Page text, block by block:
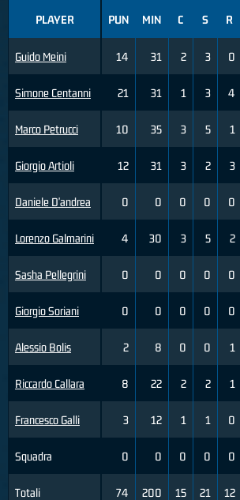
PLAYER
Guido Meini
Simone Centanni
Marco Petrucci
Giorgio Artioli
Daniele D'andrea
Lorenzo Galmarini
Sasha Pellegrini
Giorgio Soriani
Alessio Bolis
Riccardo Callara
Francesco Galli
Squadra
Totali
PUN MIN C S R
14 31 2 3 0
21 31 1 3 4
10 35 3 5 1
12 31 3 2 3
0 0 0 0 0
4 30 3 5 2
0 0 0 0 0
0 0 0 0 0
2 8 0 0 1
8 22 2 2 1
3 12 1 1 0
0 0 0 0 0
74 200 15 21 12